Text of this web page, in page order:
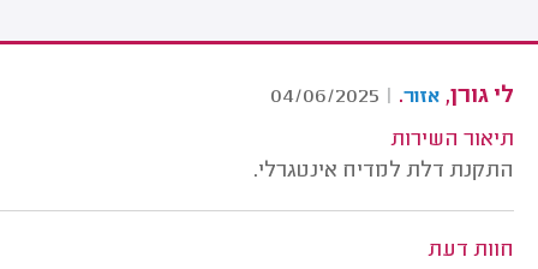
לי גורן, אזור.
|
04/06/2025
תיאור השירות
התקנת דלת למדיח אינטגרלי.
חוות דעת